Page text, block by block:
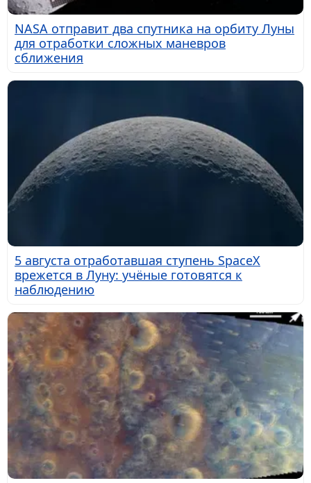
NASA отправит два спутника на орбиту Луны
для отработки сложных маневров
сближения
5 августа отработавшая ступень SpaceX
врежется в Луну: учёные готовятся к
наблюдению